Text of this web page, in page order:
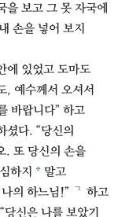
을 보고 그 못 자국에
손을 넣어 보지
에 있었고 도마도
, 예수께서 오셔서
바랍니다” 하고
셨다. “당신의
. 또 당신의 손을
하지 * 말고
의 하느님!” ㄱ 하고
신은 나를 보았기